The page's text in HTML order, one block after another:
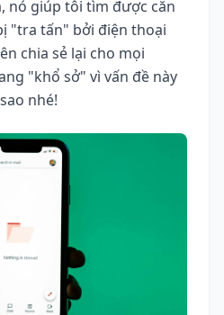
nó giúp tôi tìm được căn
"tra tấn" bởi điện thoại
chia sẻ lại cho mọi
"khổ sở" vì vấn đề này
nhé!